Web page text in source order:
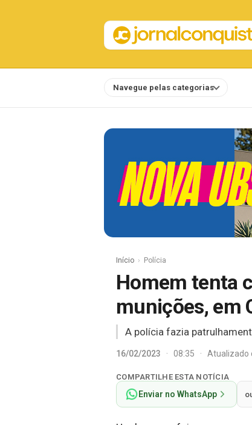
Navegue pelas categorias
Início Polícia
Homem tenta
munições, em
A polícia fazia
16/02/2023 · 08:35 · Atualizado
COMPARTILHE ESTA NOTÍCIA
Enviar no WhatsApp